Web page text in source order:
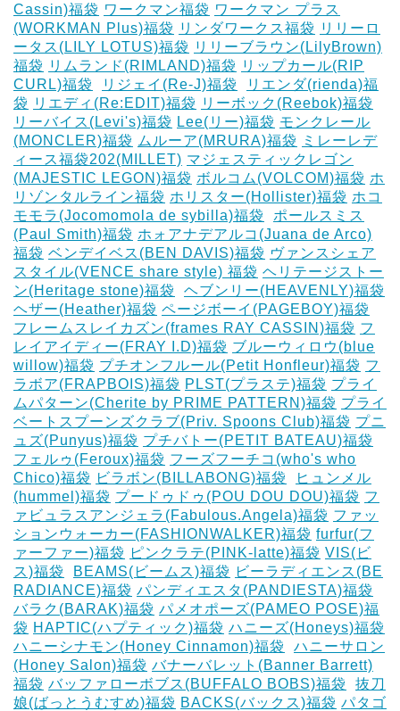
Cassin)福袋 ワークマン福袋 ワークマン プラス
(WORKMAN Plus)福袋 リンダワークス福袋 リリーロ
ータス(LILY LOTUS)福袋 リリーブラウン(LilyBrown)
福袋 リムランド(RIMLAND)福袋 リップカール(RIP
CURL)福袋
リジェイ(Re-J)福袋
リエンダ(rienda)福
袋 リエディ(Re:EDIT)福袋 リーボック(Reebok)福袋
リーバイス(Levi's)福袋 Lee(リー)福袋 モンクレール
(MONCLER)福袋 ムルーア(MRURA)福袋
ミレーレデ
ィース福袋202(MILLET) マジェスティックレゴン
(MAJESTIC LEGON)福袋 ボルコム(VOLCOM)福袋 ホ
リゾンタルライン福袋 ホリスター(Hollister)福袋 ホコ
モモラ(Jocomomola de sybilla)福袋
ポールスミス
(Paul Smith)福袋 ホォアナデアルコ(Juana de Arco)
福袋 ベンデイベス(BEN DAVIS)福袋 ヴァンスシェア
スタイル(VENCE share style) 福袋 ヘリテージストー
ン(Heritage stone)福袋
ヘブンリー(HEAVENLY)福袋
ヘザー(Heather)福袋 ページボーイ(PAGEBOY)福袋
フレームスレイカズン(frames RAY CASSIN)福袋 フ
レイアイディー(FRAY I.D)福袋 ブルーウィロウ(blue
willow)福袋 プチオンフルール(Petit Honfleur)福袋 フ
ラボア(FRAPBOIS)福袋 PLST(プラステ)福袋 プライ
ムパターン(Cherite by PRIME PATTERN)福袋 プライ
ベートスプーンズクラブ(Priv. Spoons Club)福袋 プニ
ュズ(Punyus)福袋 プチバトー(PETIT BATEAU)福袋
フェルゥ(Feroux)福袋 フーズフーチコ(who's who
Chico)福袋 ビラボン(BILLABONG)福袋
ヒュンメル
(hummel)福袋 プードゥドゥ(POU DOU DOU)福袋 フ
ァビュラスアンジェラ(Fabulous.Angela)福袋 ファッ
ションウォーカー(FASHIONWALKER)福袋 furfur(フ
ァーファー)福袋 ピンクラテ(PINK-latte)福袋 VIS(ビ
ス)福袋
BEAMS(ビームス)福袋 ビーラディエンス(BE
RADIANCE)福袋 パンディエスタ(PANDIESTA)福袋
バラク(BARAK)福袋 パメオポーズ(PAMEO POSE)福
袋 HAPTIC(ハプティック)福袋 ハニーズ(Honeys)福袋
ハニーシナモン(Honey Cinnamon)福袋
ハニーサロン
(Honey Salon)福袋 バナーバレット(Banner Barrett)
福袋 バッファローボブス(BUFFALO BOBS)福袋
抜刀
娘(ばっとうむすめ)福袋 BACKS(バックス)福袋 パタゴ